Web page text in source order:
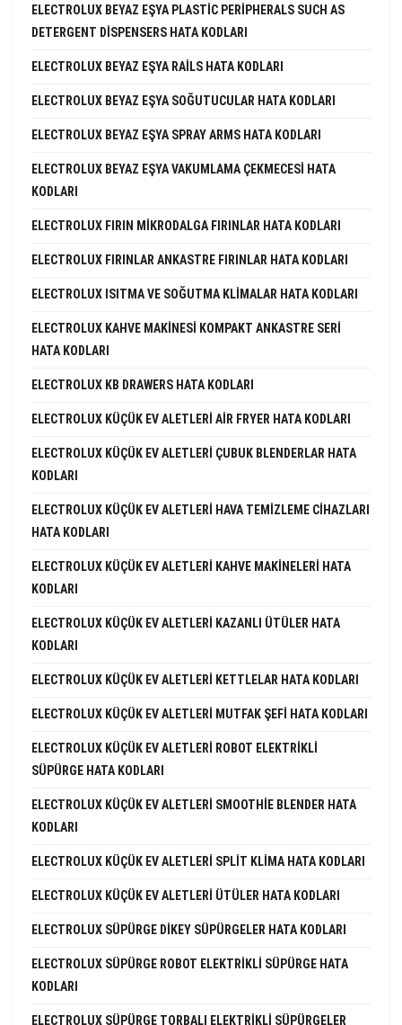
ELECTROLUX BEYAZ EŞYA PLASTIC PERIPHERALS SUCH AS
DETERGENT DISPENSERS HATA KODLARI
ELECTROLUX BEYAZ EŞYA RAILS HATA KODLARI
ELECTROLUX BEYAZ EŞYA SOĞUTUCULAR HATA KODLARI
ELECTROLUX BEYAZ EŞYA SPRAY ARMS HATA KODLARI
ELECTROLUX BEYAZ EŞYA VAKUMLAMA ÇEKMECESI HATA
KODLARI
ELECTROLUX FIRIN MIKRODALGA FIRINLAR HATA KODLARI
ELECTROLUX FIRINLAR ANKASTRE FIRINLAR HATA KODLARI
ELECTROLUX ISITMA VE SOĞUTMA KLIMALAR HATA KODLARI
ELECTROLUX KAHVE MAKINESI KOMPAKT ANKASTRE SERI
HATA KODLARI
ELECTROLUX KB DRAWERS HATA KODLARI
ELECTROLUX KÜÇÜK EV ALETLERI AIR FRYER HATA KODLARI
ELECTROLUX KÜÇÜK EV ALETLERI ÇUBUK BLENDERLAR HATA
KODLARI
ELECTROLUX KÜÇÜK EV ALETLERI HAVA TEMIZLEME CIHAZLARI
HATA KODLARI
ELECTROLUX KÜÇÜK EV ALETLERI KAHVE MAKINELERI HATA
KODLARI
ELECTROLUX KÜÇÜK EV ALETLERI KAZANLI ÜTÜLER HATA
KODLARI
ELECTROLUX KÜÇÜK EV ALETLERI KETTLELAR HATA KODLARI
ELECTROLUX KÜÇÜK EV ALETLERI MUTFAK ŞEFI HATA KODLARI
ELECTROLUX KÜÇÜK EV ALETLERI ROBOT ELEKTRIKLI
SÜPÜRGE HATA KODLARI
ELECTROLUX KÜÇÜK EV ALETLERI SMOOTHIE BLENDER HATA
KODLARI
ELECTROLUX KÜÇÜK EV ALETLERI SPLIT KLIMA HATA KODLARI
ELECTROLUX KÜÇÜK EV ALETLERI ÜTÜLER HATA KODLARI
ELECTROLUX SÜPÜRGE DIKEY SÜPÜRGELER HATA KODLARI
ELECTROLUX SÜPÜRGE ROBOT ELEKTRIKLI SÜPÜRGE HATA
KODLARI
ELECTROLUX SÜPÜRGE TORBALI ELEKTRIKLI SÜPÜRGELER